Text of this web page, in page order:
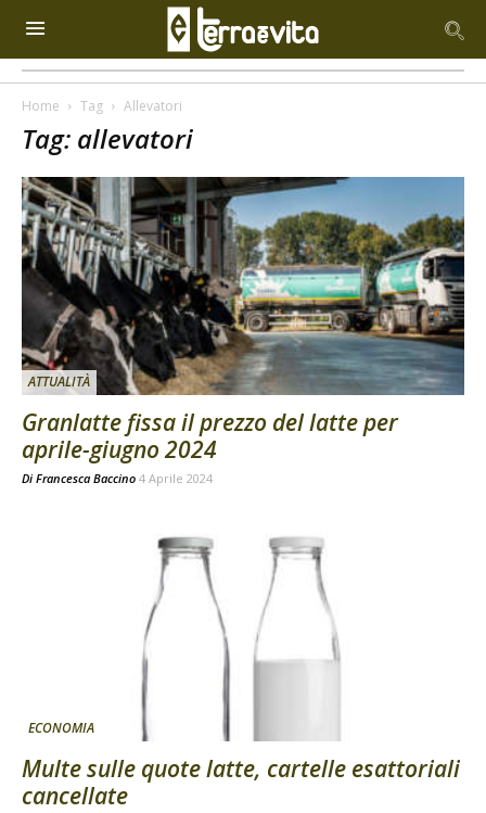
Home Tag Allevatori
Tag: allevatori
ATTUALITÀ
Granlatte fissa il prezzo del latte per
aprile-giugno 2024
Di Francesca Baccino 4 Aprile 2024
ECONOMIA
Multe sulle quote latte, cartelle esattoriali
cancellate